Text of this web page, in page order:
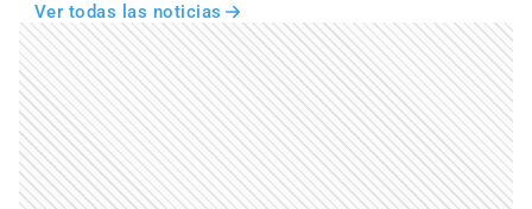
Ver todas las noticias